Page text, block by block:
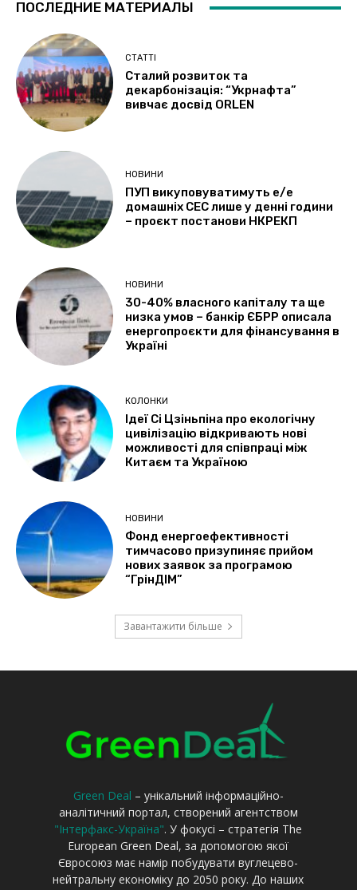
Green Deal – унікальний інформаційно-
аналітичний портал, створений агентством
"Інтерфакс-Україна". У фокусі – стратегія The
European Green Deal, за допомогою якої
Євросоюз має намір побудувати вуглецево-
нейтральну економіку до 2050 року. До наших